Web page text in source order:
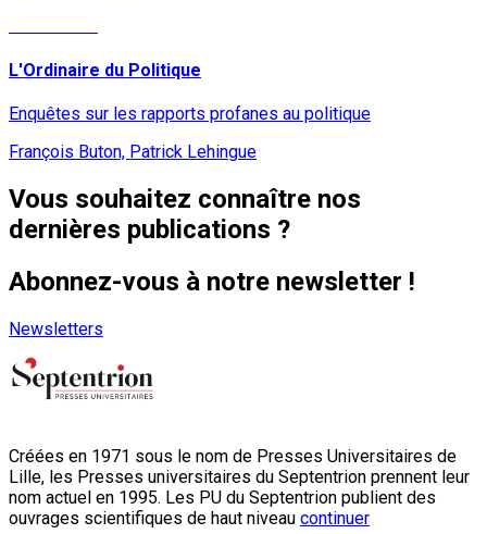
L'Ordinaire du Politique
Enquêtes sur les rapports profanes au politique
François Buton, Patrick Lehingue
Vous souhaitez connaître nos
dernières publications ?
Abonnez-vous à notre newsletter !
Newsletters
Créées en 1971 sous le nom de Presses Universitaires de
Lille, les Presses universitaires du Septentrion prennent leur
nom actuel en 1995. Les PU du Septentrion publient des
ouvrages scientifiques de haut niveau continuer